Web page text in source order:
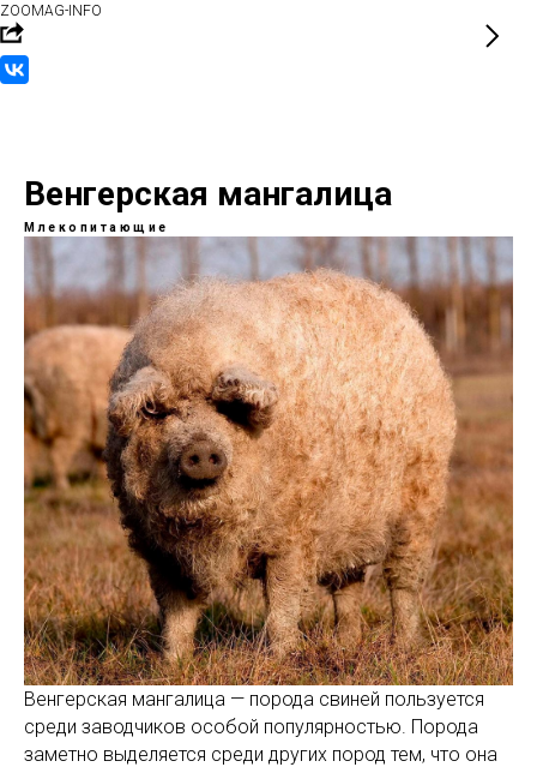
ZOOMAG-INFO
Венгерская мангалица
Млекопитающие
Венгерская мангалица — порода свиней пользуется
среди заводчиков особой популярностью. Порода
заметно выделяется среди других пород тем, что она